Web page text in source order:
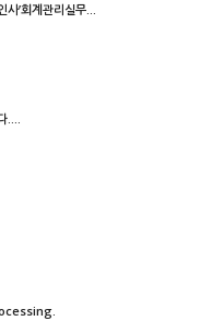
사’회계관리실무...
....